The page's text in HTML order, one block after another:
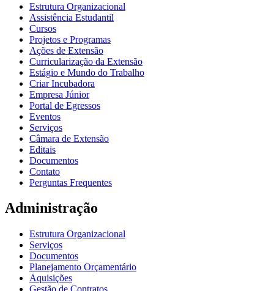
Estrutura Organizacional
Assistência Estudantil
Cursos
Projetos e Programas
Ações de Extensão
Curricularização da Extensão
Estágio e Mundo do Trabalho
Criar Incubadora
Empresa Júnior
Portal de Egressos
Eventos
Serviços
Câmara de Extensão
Editais
Documentos
Contato
Perguntas Frequentes
Administração
Estrutura Organizacional
Serviços
Documentos
Planejamento Orçamentário
Aquisições